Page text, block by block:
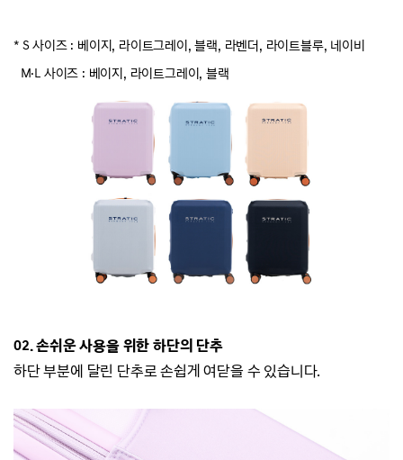
* S 사이즈 : 베이지, 라이트그레이, 블랙, 라벤더, 라이트블루, 네이비
M·L 사이즈 : 베이지, 라이트그레이, 블랙
02. 손쉬운 사용을 위한 하단의 단추
하단 부분에 달린 단추로 손쉽게 여닫을 수 있습니다.